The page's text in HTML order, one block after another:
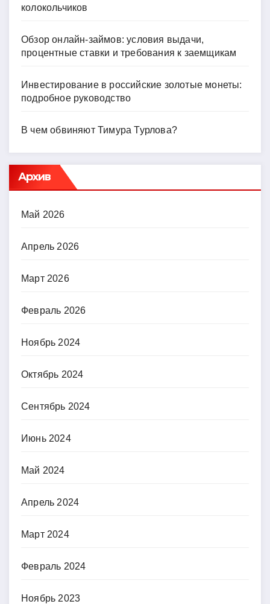
колокольчиков
Обзор онлайн-займов: условия выдачи,
процентные ставки и требования к заемщикам
Инвестирование в российские золотые монеты:
подробное руководство
В чем обвиняют Тимура Турлова?
Архив
Май 2026
Апрель 2026
Март 2026
Февраль 2026
Ноябрь 2024
Октябрь 2024
Сентябрь 2024
Июнь 2024
Май 2024
Апрель 2024
Март 2024
Февраль 2024
Ноябрь 2023